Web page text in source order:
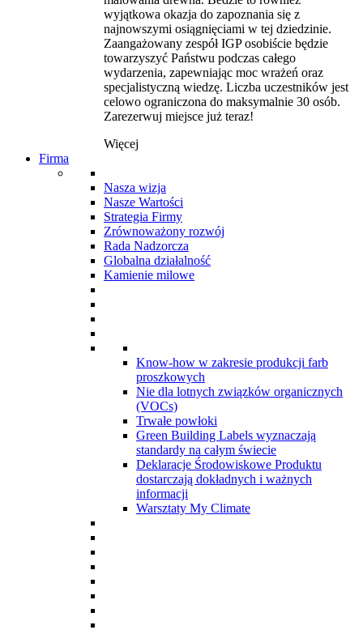
wyjątkowa okazja do zapoznania się z
najnowszymi osiągnięciami w tej dziedzinie.
Zaangażowany zespół IGP osobiście będzie
towarzyszyć Państwu podczas całego
wydarzenia, zapewniając moc wrażeń oraz
specjalistyczną wiedzę. Liczba uczestników jest
celowo ograniczona do maksymalnie 30 osób.
Zarezerwuj miejsce już teraz!
Więcej
Firma
Nasza wizja
Nasze Wartości
Strategia Firmy
Zrównoważony rozwój
Rada Nadzorcza
Globalna działalność
Kamienie milowe
Know-how w zakresie produkcji farb
proszkowych
Nie dla lotnych związków organicznych
(VOCs)
Trwałe powłoki
Green Building Labels wyznaczają
standardy na całym świecie
Deklaracje Środowiskowe Produktu
dostarczają dokładnych i ważnych
informacji
Warsztaty My Climate